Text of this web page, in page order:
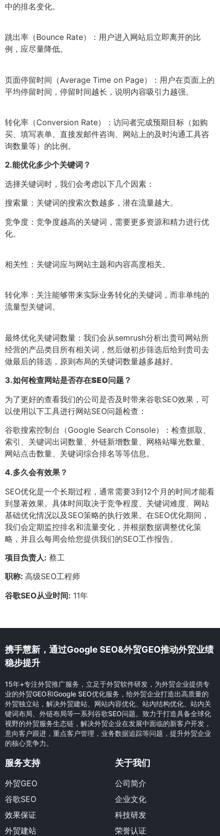
中的排名变化。
跳出率（Bounce Rate）：用户进入网站后立即离开的比
例，应尽量降低。
页面停留时间（Average Time on Page）：用户在页面上的
平均停留时间，停留时间越长，说明内容吸引力越强。
转化率（Conversion Rate）：访问者完成预期目标（如购
买、填写表单、直接发邮件咨询、网站上的及时沟通工具咨
询数量等）的比例。
2.能优化多少个关键词？
选择关键词时，我们会考虑以下几个因素：
搜索量：关键词的搜索次数越多，潜在流量越大。
竞争度：竞争度越高的关键词，需要更多资源和精力进行优
化。
相关性：关键词应与网站主题和内容高度相关。
转化率：关注能够带来实际业务转化的关键词，而非单纯的
流量型关键词。
最终优化关键词数量：我们会从semrush分析出贵司网站所
经营的产品类目所有相关词，然后做初步筛选后给到贵司去
做最后的筛选，原则布局的关键词数量越多越好。
3.如何检查网站是否存在SEO问题？
为了更好的查看我们的公司是否及时带来谷歌SEO效果，可
以使用以下工具进行网站SEO问题检查：
谷歌搜索控制台（Google Search Console）：检查抓取、
索引、关键词出词数量、外链新增数量、网格站曝光数量、
网站点击数量、关键词综合排名等等信息。
4.多久会有效果？
SEO优化是一个长期过程，通常需要3到12个月的时间才能看
到显著效果。具体时间取决于竞争程度、关键词难度、网站
基础优化情况以及SEO策略的执行效果。在SEO优化期间，
我们会定期监控排名和流量变化，并根据数据调整优化策
略，并且么每周会给您提供我们的SEO工作报告。
项目负责人: 蔡工
职称: 高级SEO工程师
谷歌SEO从业时间: 11年
携手慧新，通过Google SEO&外贸GEO推动外贸业绩
稳步提升
15年+专注外贸推广服务，立足于外贸软件研发，为外贸企业提供专
业的外贸GEO和Google SEO优化服务，给外贸企业打造出高质量的
外贸独立站，解决外贸建站、网站内容优化、站内结构优化、站内关
键词布局、外链布局等一系列谷歌SEO问题。致力于打造具备全球化
视野的外贸服务生态链，解决外贸企业在发展中面临的新客户开发，
意向客户跟进，重点客户管理，业务数据追踪等问题，提升外贸企业
的核心竞争力。
服务支持
外贸GEO
谷歌SEO
效果保证
外贸建站
关于我们
公司简介
企业文化
科技研发
荣誉认证